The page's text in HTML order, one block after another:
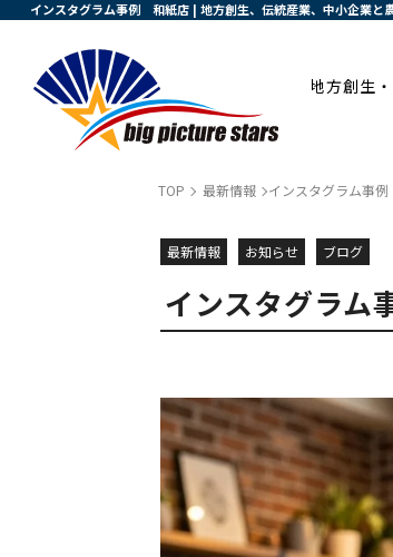
インスタグラム事例 和紙店 | 地方創生、伝統産業、中小企業と
地方創生
TOP 最新情報 インスタグラム事
最新情報 お知らせ ブログ
インスタグラ